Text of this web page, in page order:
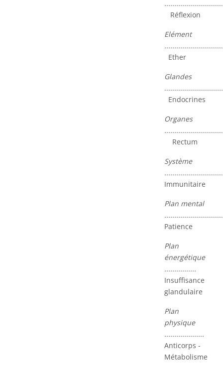
Réflexion
Elément
Ether
Glandes
Endocrines
Organes
Rectum
Système
Immunitaire
Plan mental
Patience
Plan
énergétique
................
Insuffisance
glandulaire
Plan
physique
....................
Anticorps -
Métabolisme